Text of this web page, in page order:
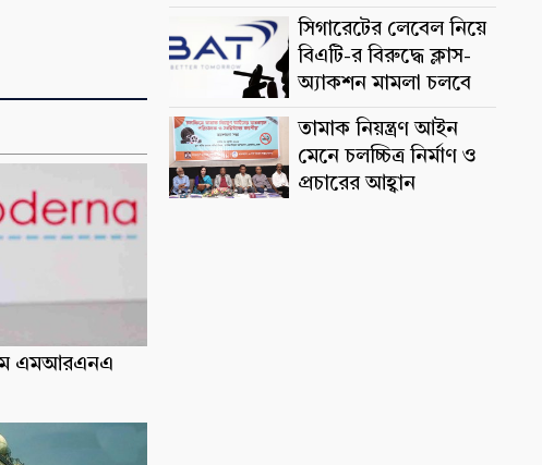
এমআরএনএ
সিগারেটের লেবেল নিয়ে
বিএটি-র বিরুদ্ধে ক্লাস-
অ্যাকশন মামলা চলবে
তামাক নিয়ন্ত্রণ আইন
মেনে চলচ্চিত্র নির্মাণ ও
প্রচারের আহ্বান